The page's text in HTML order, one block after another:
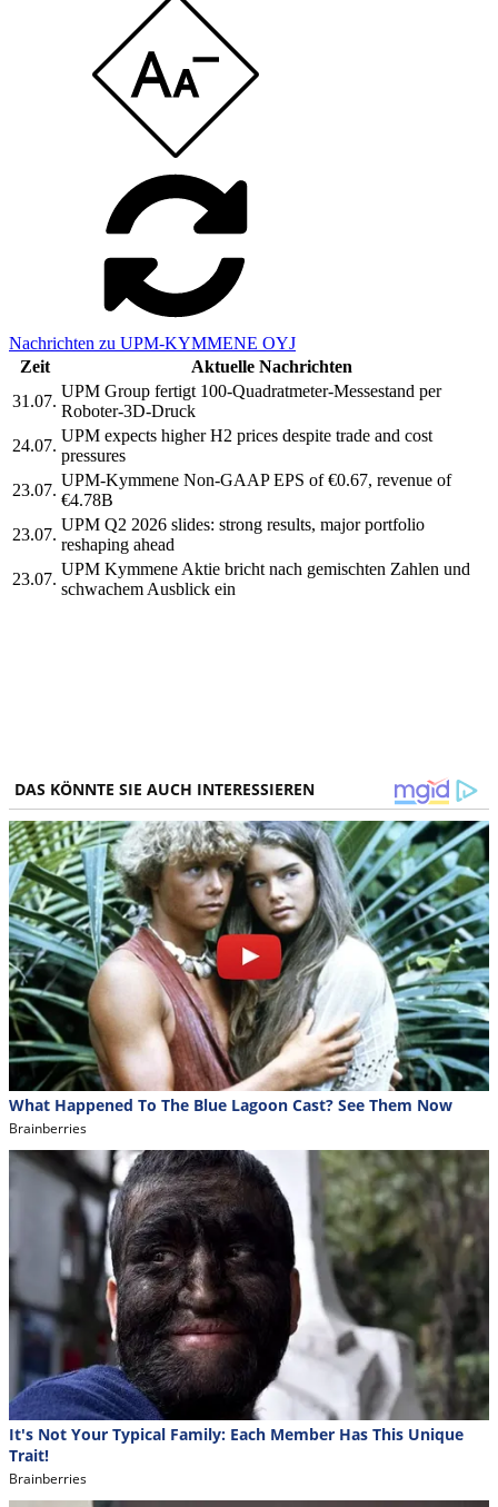
Nachrichten zu UPM-KYMMENE OYJ
Zeit
Aktuelle Nachrichten
31.07.
UPM Group fertigt 100-Quadratmeter-Messestand per
Roboter-3D-Druck
24.07.
UPM expects higher H2 prices despite trade and cost
pressures
23.07.
UPM-Kymmene Non-GAAP EPS of €0.67, revenue of
€4.78B
23.07.
UPM Q2 2026 slides: strong results, major portfolio
reshaping ahead
23.07.
UPM Kymmene Aktie bricht nach gemischten Zahlen und
schwachem Ausblick ein